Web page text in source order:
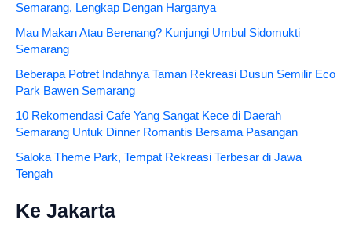
Semarang, Lengkap Dengan Harganya
Mau Makan Atau Berenang? Kunjungi Umbul Sidomukti
Semarang
Beberapa Potret Indahnya Taman Rekreasi Dusun Semilir Eco
Park Bawen Semarang
10 Rekomendasi Cafe Yang Sangat Kece di Daerah
Semarang Untuk Dinner Romantis Bersama Pasangan
Saloka Theme Park, Tempat Rekreasi Terbesar di Jawa
Tengah
Ke Jakarta